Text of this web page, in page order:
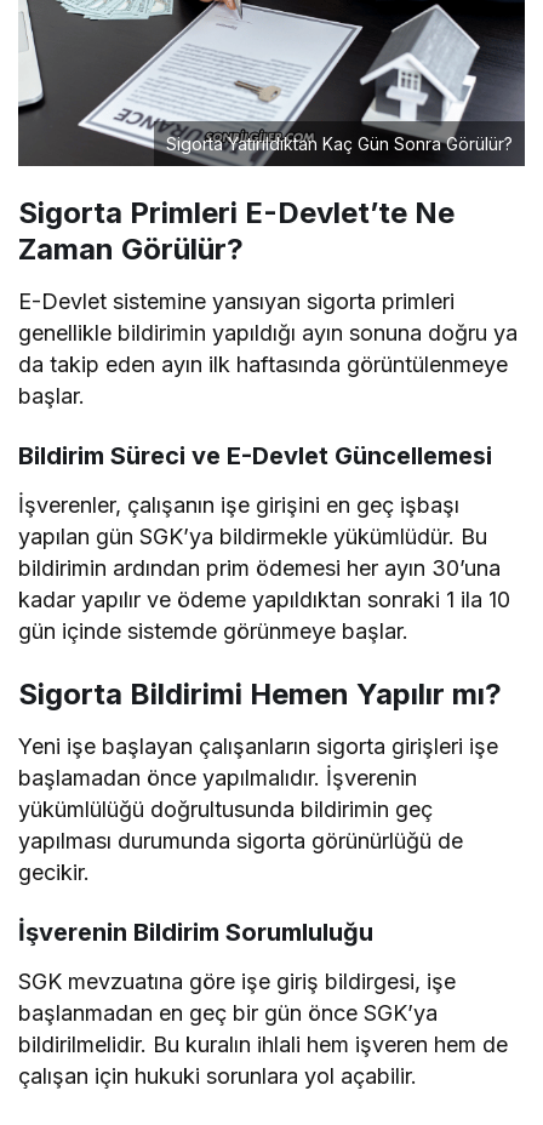
Sigorta Yatırıldıktan Kaç Gün Sonra Görülür?
Sigorta Primleri E-Devlet’te Ne
Zaman Görülür?
E-Devlet sistemine yansıyan sigorta primleri
genellikle bildirimin yapıldığı ayın sonuna doğru ya
da takip eden ayın ilk haftasında görüntülenmeye
başlar.
Bildirim Süreci ve E-Devlet Güncellemesi
İşverenler, çalışanın işe girişini en geç işbaşı
yapılan gün SGK’ya bildirmekle yükümlüdür. Bu
bildirimin ardından prim ödemesi her ayın 30’una
kadar yapılır ve ödeme yapıldıktan sonraki 1 ila 10
gün içinde sistemde görünmeye başlar.
Sigorta Bildirimi Hemen Yapılır mı?
Yeni işe başlayan çalışanların sigorta girişleri işe
başlamadan önce yapılmalıdır. İşverenin
yükümlülüğü doğrultusunda bildirimin geç
yapılması durumunda sigorta görünürlüğü de
gecikir.
İşverenin Bildirim Sorumluluğu
SGK mevzuatına göre işe giriş bildirgesi, işe
başlanmadan en geç bir gün önce SGK’ya
bildirilmelidir. Bu kuralın ihlali hem işveren hem de
çalışan için hukuki sorunlara yol açabilir.